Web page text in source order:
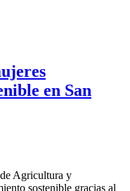
en San
Agricultura y
sostenible gracias al